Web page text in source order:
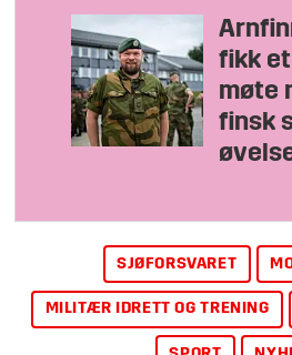
fikk
møte
finsk
SJØFORSVARET
MILITÆR IDRETT OG TRENING